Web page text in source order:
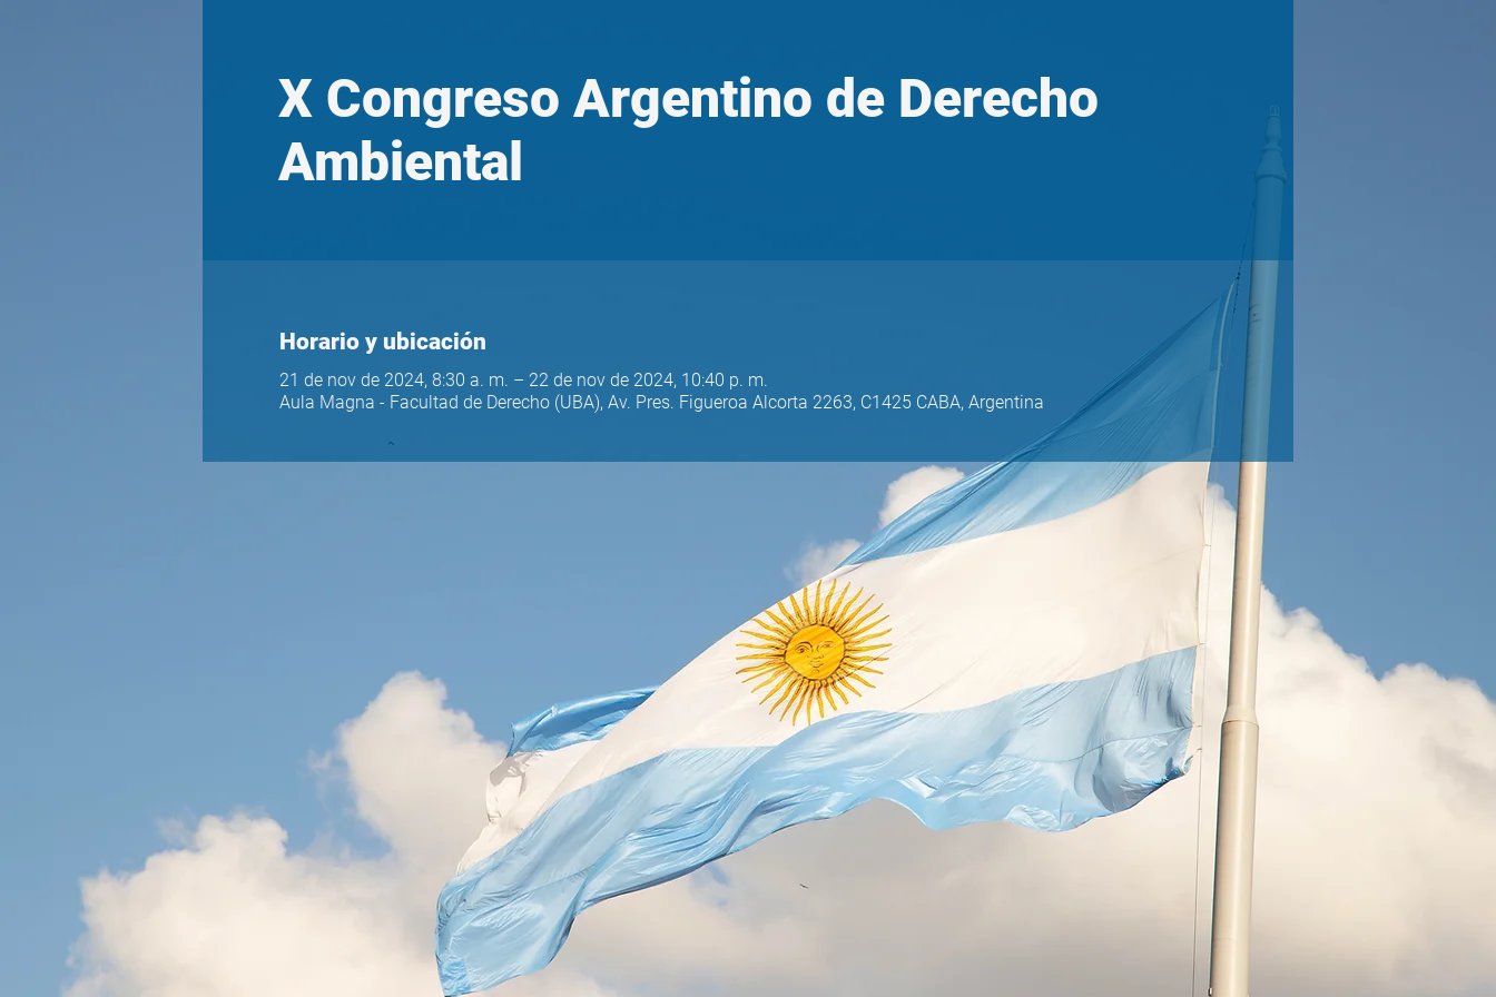
X Congreso Argentino de Derecho
Ambiental
Horario y ubicación
21 de nov de 2024, 8:30 a. m. – 22 de nov de 2024, 10:40 p. m.
Aula Magna - Facultad de Derecho (UBA), Av. Pres. Figueroa Alcorta 2263, C1425 CABA, Argentina